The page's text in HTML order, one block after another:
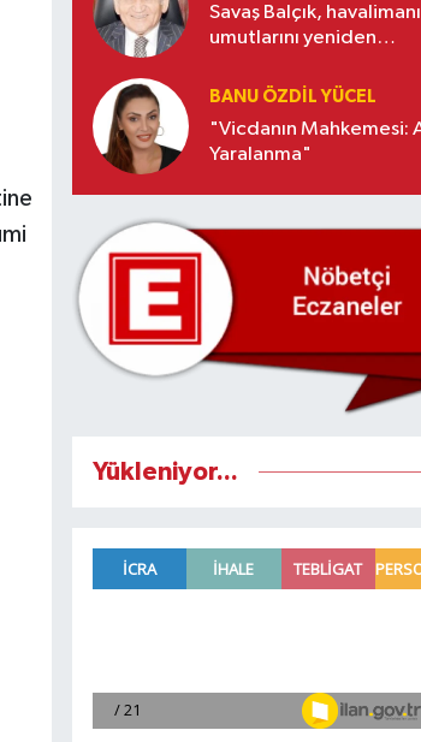
Savaş Balçık, havalimanı
umutlarını yeniden
BANU ÖZDİL YÜCEL
"Vicdanın Mahkemesi: Ahlaki
Yaralanma"
Yükleniyor...